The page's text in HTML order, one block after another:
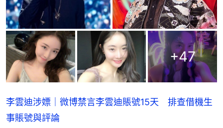
+47
李雲迪涉嫖｜微博禁言李雲迪賬號15天 排查借機生
事賬號與評論